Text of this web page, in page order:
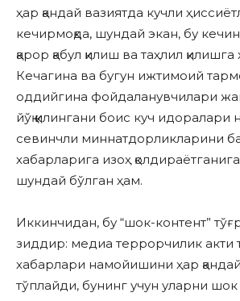
ҳар қандай вазиятда кучли
кечирмоқда, шундай экан, бу
қарор қабул қилиш ва таҳлил
Кечагина ва бугун ижтимоий
оддийгина фойдаланувчилари
йўқ қилингани боис куч идоралари
севинчли миннатдорликларини
хабарларига изоҳ
шундай бўлган ҳам.
Иккинчидан, бу “шок-контент”
зиддир: медиа террорчилик акти
хабарлари намойишини ҳар
тўплайди, бунинг учун уларни